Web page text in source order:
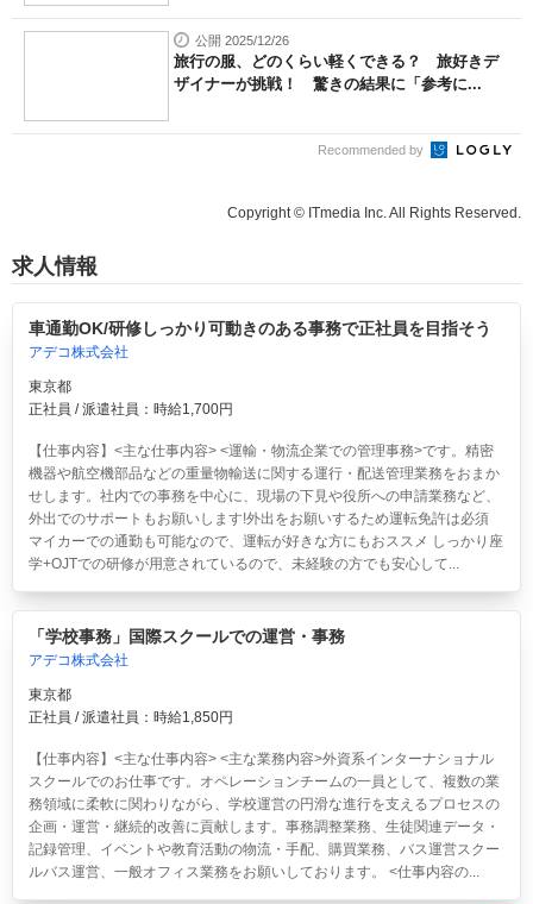
公開 2025/12/26
旅行の服、どのくらい軽くできる？ 旅好きデ
ザイナーが挑戦！ 驚きの結果に「参考に...
Recommended by
Copyright © ITmedia Inc. All Rights Reserved.
求人情報
車通勤OK/研修しっかり可動きのある事務で正社員を目指そう
アデコ株式会社
東京都
正社員 / 派遣社員：時給1,700円
【仕事内容】<主な仕事内容> <運輸・物流企業での管理事務>です。精密
機器や航空機部品などの重量物輸送に関する運行・配送管理業務をおまか
せします。社内での事務を中心に、現場の下見や役所への申請業務など、
外出でのサポートもお願いします!外出をお願いするため運転免許は必須
マイカーでの通勤も可能なので、運転が好きな方にもおススメ しっかり座
学+OJTでの研修が用意されているので、未経験の方でも安心して...
「学校事務」国際スクールでの運営・事務
アデコ株式会社
東京都
正社員 / 派遣社員：時給1,850円
【仕事内容】<主な仕事内容> <主な業務内容>外資系インターナショナル
スクールでのお仕事です。オペレーションチームの一員として、複数の業
務領域に柔軟に関わりながら、学校運営の円滑な進行を支えるプロセスの
企画・運営・継続的改善に貢献します。事務調整業務、生徒関連データ・
記録管理、イベントや教育活動の物流・手配、購買業務、バス運営スクー
ルバス運営、一般オフィス業務をお願いしております。 <仕事内容の...